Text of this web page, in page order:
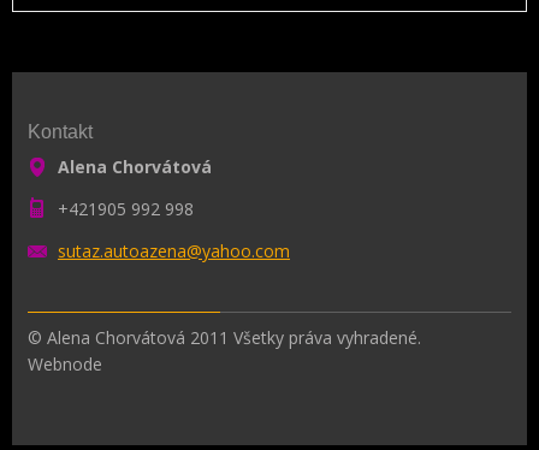
Kontakt
Alena Chorvátová
+421905 992 998
sutaz.autoazena@yahoo.com
© Alena Chorvátová 2011 Všetky práva vyhradené.
Webnode